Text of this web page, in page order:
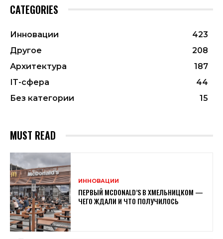
CATEGORIES
Инновации
423
Другое
208
Архитектура
187
ІТ-сфера
44
Без категории
15
MUST READ
ИННОВАЦИИ
ПЕРВЫЙ MCDONALD’S В ХМЕЛЬНИЦКОМ —
ЧЕГО ЖДАЛИ И ЧТО ПОЛУЧИЛОСЬ